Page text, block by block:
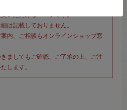
らかじめ商品詳細および商品コード
は記載しておりません。
内、ご相談もオンラインショップ窓
ましてもご確認、ご了承の上、ご注
します。